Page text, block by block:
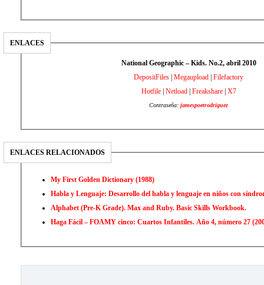
ENLACES
National Geographic – Kids. No.2, abril 2010
DepositFiles Megaupload Filefactory
Hotfile| Netload| Freakshare| X7
Contraseña: jamespoetrodriguez
ENLACES RELACIONADOS
My First Golden Dictionary (1988)
Habla y Lenguaje:
Alphabet (Pre-K Grade). Max and Ruby. Basic Skills Workbook.
Haga Fácil – FOAMY cinco: Cuartos Infantiles. Año 4, número 27